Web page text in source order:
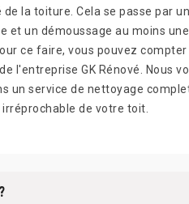
de la toiture. Cela se passe par un
et un démoussage au moins
ce faire, vous pouvez compter
l'entreprise GK Rénové. Nous
un service de nettoyage
irréprochable de votre toit.